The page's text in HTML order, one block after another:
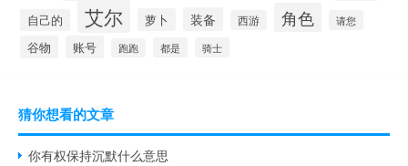
自己的 艾尔 萝卜 装备 西游 角色 请您
谷物 账号 跑跑 都是 骑士
猜你想看的文章
你有权保持沉默什么意思